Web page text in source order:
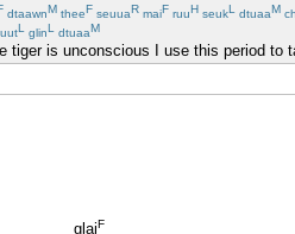
dtaawnM theeF seuuaR maiF ruuH seukL dtuaaM
L glinL dtuaaM
tiger is unconscious I use this period
glaiF